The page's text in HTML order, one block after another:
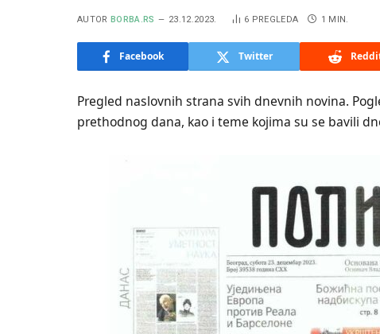
AUTOR BORBA.RS 23.12.2023. 6 PREGLEDA 1 MIN.
Facebook Twitter
Pregled naslovnih strana svih dnevnih novina.
prethodnog dana, kao i teme kojima su se bavili